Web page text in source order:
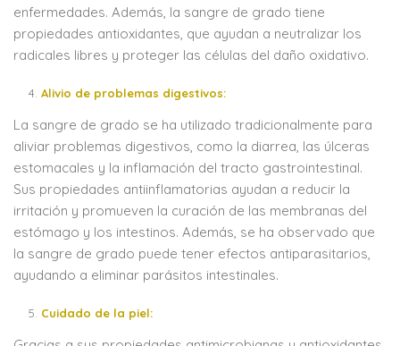
enfermedades. Además, la sangre de grado tiene
propiedades antioxidantes, que ayudan a neutralizar los
radicales libres y proteger las células del daño oxidativo.
Alivio de problemas digestivos:
La sangre de grado se ha utilizado tradicionalmente para
aliviar problemas digestivos, como la diarrea, las úlceras
estomacales y la inflamación del tracto gastrointestinal.
Sus propiedades antiinflamatorias ayudan a reducir la
irritación y promueven la curación de las membranas del
estómago y los intestinos. Además, se ha observado que
la sangre de grado puede tener efectos antiparasitarios,
ayudando a eliminar parásitos intestinales.
Cuidado de la piel: